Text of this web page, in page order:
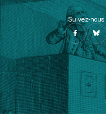
Suivez-nous